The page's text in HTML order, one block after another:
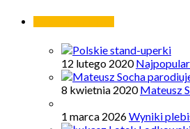
12 lutego 2020
8 kwietnia 2020 Mateusz
1 marca 2026Wyniki